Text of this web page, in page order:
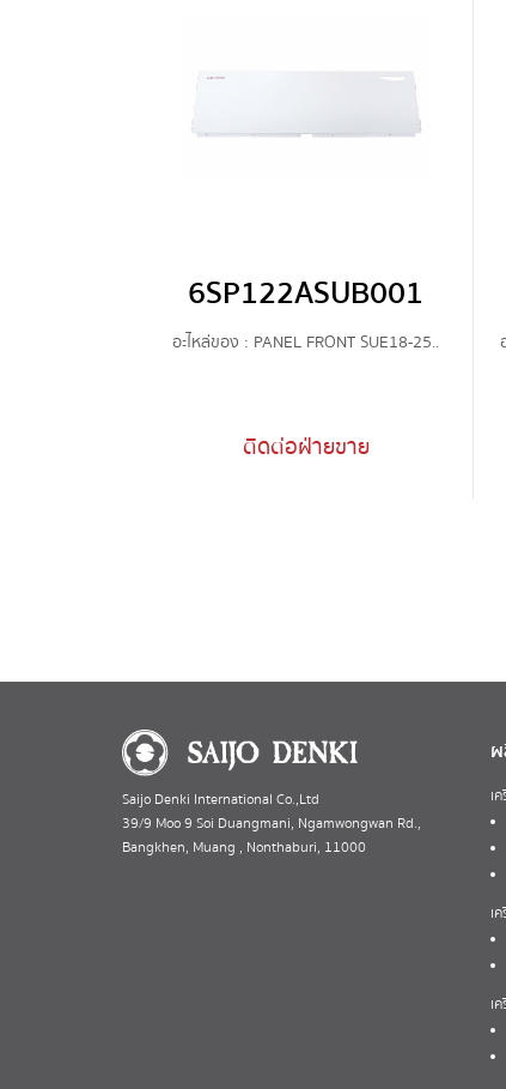
6SP122ASUB001
อะไหล่ของ : PANEL FRONT SUE18-25..
ติดต่อฝ่ายขาย
Saijo Denki International Co.,Ltd
39/9 Moo 9 Soi Duangmani, Ngamwongwan Rd.,
Bangkhen, Muang , Nonthaburi, 11000
เ
เ
เ